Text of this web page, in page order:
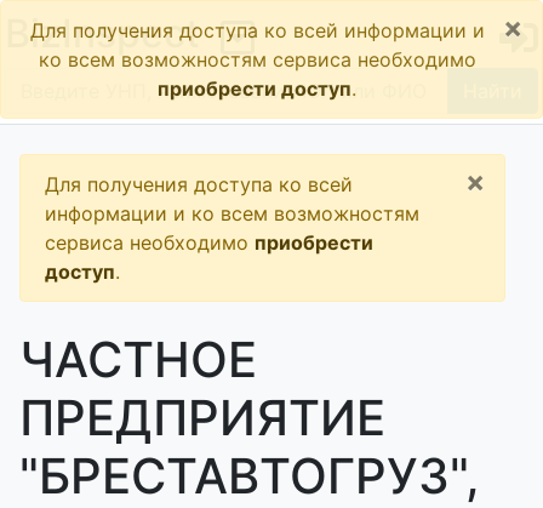
BizInspect
Для получения доступа ко всей информации и
ко всем возможностям сервиса необходимо
приобрести доступ.
×
Для получения доступа ко всей
информации и ко всем возможностям
сервиса необходимо приобрести
доступ.
×
ЧАСТНОЕ
ПРЕДПРИЯТИЕ
"БРЕСТАВТОГРУЗ",